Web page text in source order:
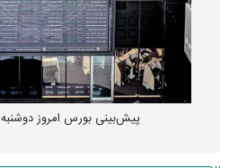
پیش‌بینی بورس امروز دوشنبه ۱۲ مرداد ماه ۱۴۰۵